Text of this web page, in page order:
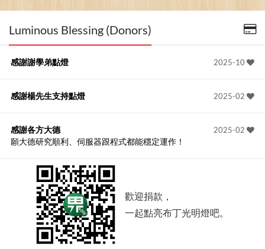
Luminous Blessing (Donors)
2025-10
感謝謝學弟點燈
2025-02
感謝楊先生支持點燈
2025-02
感謝各方大德
願大德研究順利、伺服器跟程式都能穩定運作！
歡迎捐款，
一起點亮布丁光明燈吧。